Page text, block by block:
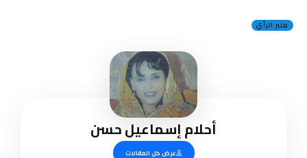
منبر الرأي
أحلام إسماعيل حسن
عرض كل المقالات